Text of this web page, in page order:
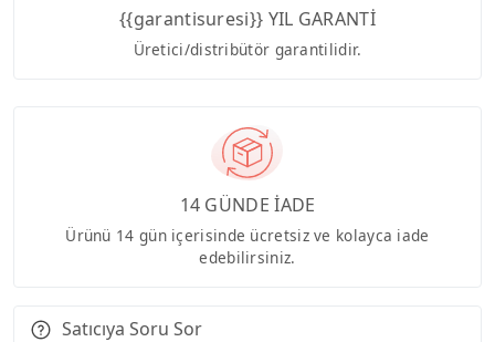
{{garantisuresi}} YIL GARANTİ
Üretici/distribütör garantilidir.
14 GÜNDE İADE
Ürünü 14 gün içerisinde ücretsiz ve kolayca iade
edebilirsiniz.
Satıcıya Soru Sor